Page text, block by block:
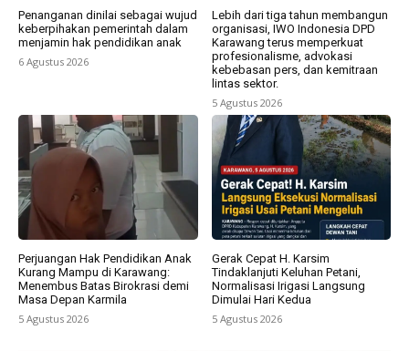
Penanganan dinilai sebagai wujud
keberpihakan pemerintah dalam
menjamin hak pendidikan anak
6 Agustus 2026
Lebih dari tiga tahun membangun
organisasi, IWO Indonesia DPD
Karawang terus memperkuat
profesionalisme, advokasi
kebebasan pers, dan kemitraan
lintas sektor.
5 Agustus 2026
Perjuangan Hak Pendidikan Anak
Kurang Mampu di Karawang:
Menembus Batas Birokrasi demi
Masa Depan Karmila
5 Agustus 2026
Gerak Cepat H. Karsim
Tindaklanjuti Keluhan Petani,
Normalisasi Irigasi Langsung
Dimulai Hari Kedua
5 Agustus 2026